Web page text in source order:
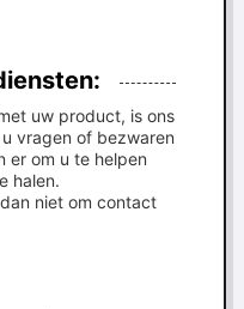
uw product, is ons
vragen of bezwaren
er om u te helpen
halen.
niet om contact